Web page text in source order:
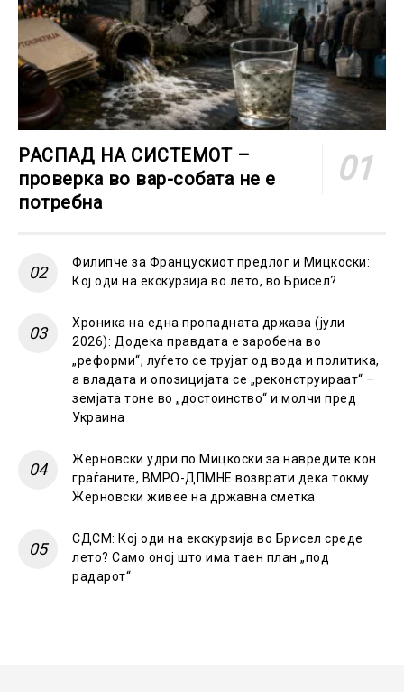
РАСПАД НА СИСТЕМОТ –
проверка во вар-собата не е
потребна
Филипче за Францускиот предлог и Мицкоски:
Кој оди на екскурзија во лето, во Брисел?
Хроника на една пропадната држава (јули
2026): Додека правдата е заробена во
„реформи“, луѓето се трујат од вода и политика,
а владата и опозицијата се „реконструираат“ –
земјата тоне во „достоинство“ и молчи пред
Украина
Жерновски удри по Мицкоски за навредите кон
граѓаните, ВМРО-ДПМНЕ возврати дека токму
Жерновски живее на државна сметка
СДСМ: Кој оди на екскурзија во Брисел среде
лето? Само оној што има таен план „под
радарот“